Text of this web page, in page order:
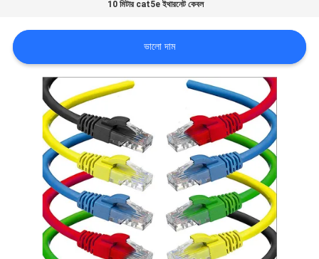
কেস
গোপনীয়তা
10 মিটার cat5e ইথারনেট কেবল
ভালো দাম